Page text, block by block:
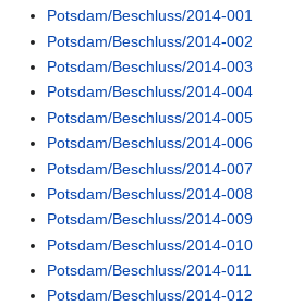
Potsdam/Beschluss/2014-001
Potsdam/Beschluss/2014-002
Potsdam/Beschluss/2014-003
Potsdam/Beschluss/2014-004
Potsdam/Beschluss/2014-005
Potsdam/Beschluss/2014-006
Potsdam/Beschluss/2014-007
Potsdam/Beschluss/2014-008
Potsdam/Beschluss/2014-009
Potsdam/Beschluss/2014-010
Potsdam/Beschluss/2014-011
Potsdam/Beschluss/2014-012